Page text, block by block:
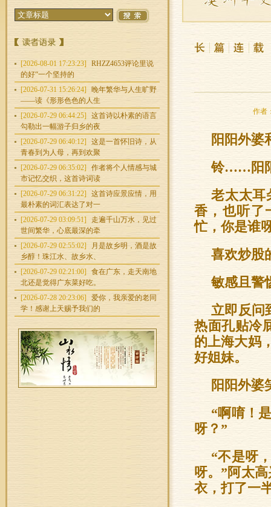
[2026-08-01 17:23:23]
RHZZ4653评论里说
的好“一个坚持的
[2026-07-31 15:26:24]
晚年繁华与人生旷野
——读《形形色色的人生
[2026-07-29 06:44:25]
这首诗以朴素的语言
勾勒出一幅游子归乡的夜
[2026-07-29 06:40:12]
这是一首怀旧诗，从
青春到为人母，再到欢聚
[2026-07-29 06:35:02]
作者将个人情感与城
市记忆交织，这首诗词读
[2026-07-29 06:31:22]
这首诗应景应情，用
最朴素的词汇表达了对一
[2026-07-29 03:09:51]
走遍千山万水，见过
世间繁华，心底最深的牵
[2026-07-29 02:55:02]
月是故乡明，酒是故
乡醇！珠江水、故乡水、
[2026-07-29 02:21:00]
食在广东，走天南地
北还是觉得广东菜好吃。
[2026-07-28 20:23:06]
爱你，我亲爱的老同
学！感谢上天赐予我们的
作者
阳阳外婆
铃……阳
老太太耳
香，也听了
忙，你是谁
喜欢炒股
敏感且警
立即反问
热面孔贴冷
的上海大妈
好姐妹。
阳阳外婆
“啊唷！
呀？”
“不是呀
呀。”阿太
衣，打了一